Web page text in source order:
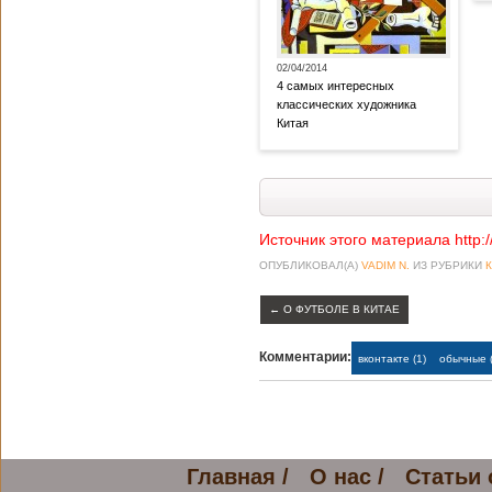
02/04/2014
4 самых интересных
классических художника
Китая
Источник этого материала
ОПУБЛИКОВАЛ(А) VADIM N. ИЗ РУБРИКИ
← О ФУТБОЛЕ В КИТАЕ
Комментарии: вконтакте (1) обычные
Главная / О нас / Статьи